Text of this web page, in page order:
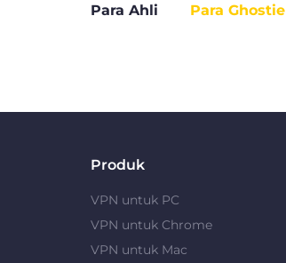
Para Ahli Para Ghostie
Produk
VPN untuk PC
VPN untuk Chrome
VPN untuk Mac